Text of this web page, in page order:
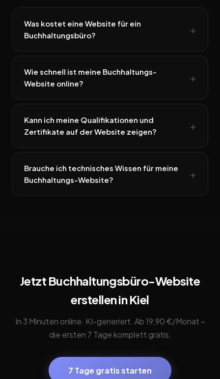
Was kostet eine Website für ein
Buchhaltungsbüro?
Wie schnell ist meine Buchhaltungs-
Website online?
Kann ich meine Qualifikationen und
Zertifikate auf der Website zeigen?
Brauche ich technisches Wissen für meine
Buchhaltungs-Website?
Jetzt Buchhaltungsbüro-Website
erstellen in Kiel
In 3 Minuten online. KI-generiert. Ab 19,90 €/Monat –
die ersten 7 Tage komplett gratis.
7 Tage gratis starten